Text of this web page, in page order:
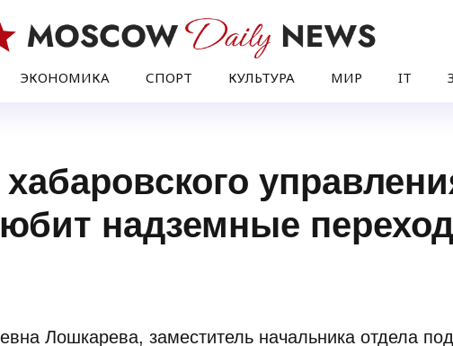
ЭКОНОМИКА СПОРТ КУЛЬТУРА МИР IT
надземные
Лошкарева, заместитель начальника отдела